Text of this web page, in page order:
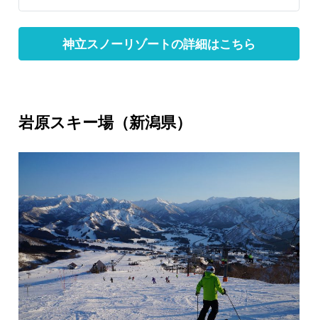
神立スノーリゾートの詳細はこちら
岩原スキー場（新潟県）